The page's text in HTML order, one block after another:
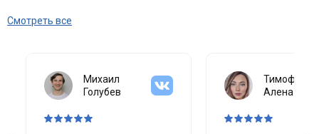
Смотреть все
Михаил
Голубев
Тимофеева
Алена